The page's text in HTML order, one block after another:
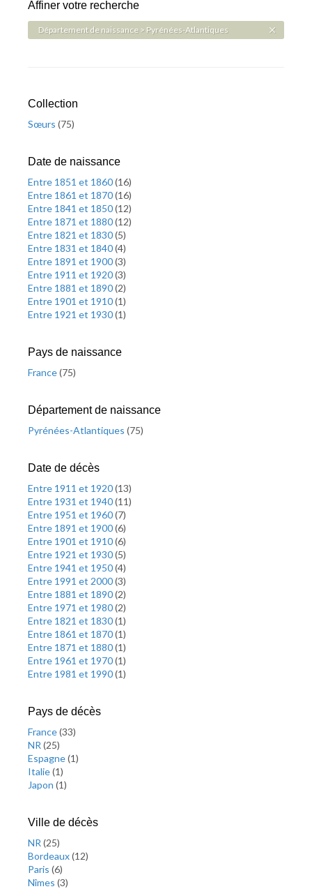
Affiner votre recherche
Département de naissance > Pyrénées-Atlantiques
Collection
Sœurs (75)
Date de naissance
Entre 1851 et 1860(16)
Entre 1861 et 1870(16)
Entre 1841 et 1850(12)
Entre 1871 et 1880(12)
Entre 1821 et 1830(5)
Entre 1831 et 1840(4)
Entre 1891 et 1900(3)
Entre 1911 et 1920(3)
Entre 1881 et 1890(2)
Entre 1901 et 1910(1)
Entre 1921 et 1930(1)
Pays de naissance
France(75)
Département de naissance
Pyrénées-Atlantiques (75)
Date de décès
Entre 1911 et 1920(13)
Entre 1931 et 1940(11)
Entre 1951 et 1960(7)
Entre 1891 et 1900(6)
Entre 1901 et 1910(6)
Entre 1921 et 1930(5)
Entre 1941 et 1950(4)
Entre 1991 et 2000(3)
Entre 1881 et 1890(2)
Entre 1971 et 1980(2)
Entre 1821 et 1830(1)
Entre 1861 et 1870(1)
Entre 1871 et 1880(1)
Entre 1961 et 1970(1)
Entre 1981 et 1990(1)
Pays de décès
France(33)
NR (25)
Espagne(1)
Italie(1)
Japon (1)
Ville de décès
NR (25)
Bordeaux(12)
Paris (6)
Nîmes (3)